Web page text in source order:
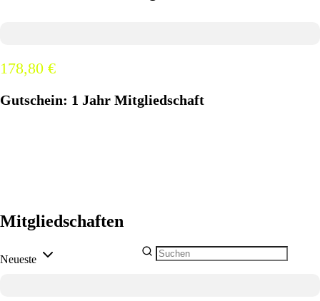
178,80 €
Gutschein: 1 Jahr Mitgliedschaft
Mitgliedschaften
Neueste